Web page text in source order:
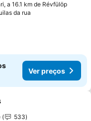
a 16.1 km de Révfülöp
da rua
Ver preços
aos favoritos
533